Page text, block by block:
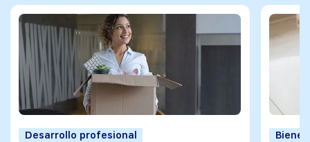
Desarrollo profesional